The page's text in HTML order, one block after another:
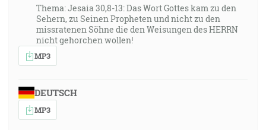
Thema: Jesaia 30,8-13: Das Wort Gottes kam zu den
Sehern, zu Seinen Propheten und nicht zu den
missratenen Söhne die den Weisungen des HERRN
nicht gehorchen wollen!
MP3
DEUTSCH
MP3